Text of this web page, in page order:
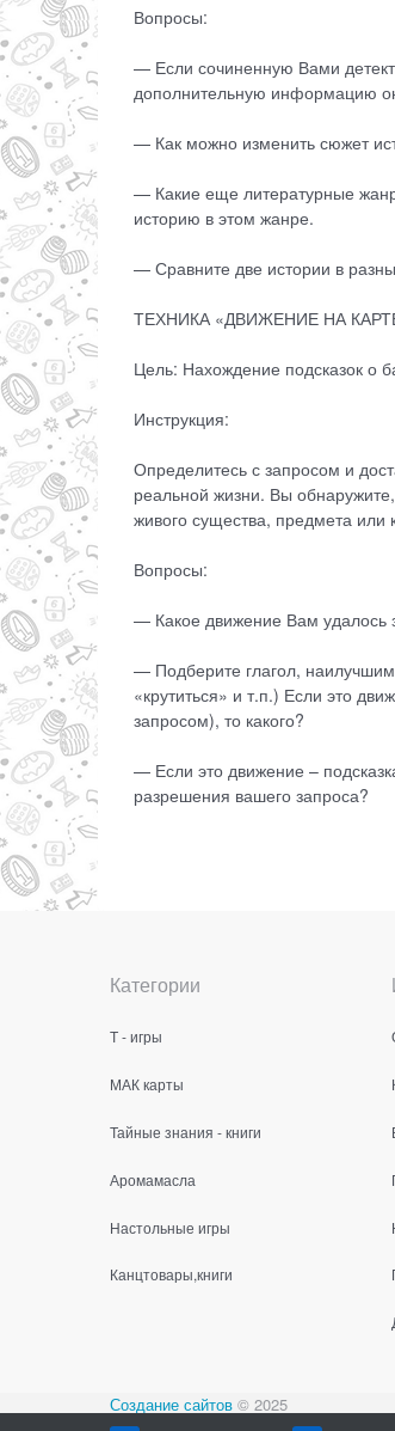
Вопросы:
— Если сочиненную Вами
дополнительную информацию
— Как можно изменить сюжет
— Какие еще литературные
историю в этом жанре.
— Сравните две истории в
ТЕХНИКА «ДВИЖЕНИЕ НА
Цель: Нахождение подсказок о
Инструкция:
Определитесь с запросом и
реальной жизни. Вы
живого существа, предмета или
Вопросы:
— Какое движение Вам удалось
— Подберите глагол,
«крутиться» и т.п.) Если это
запросом), то какого?
— Если это движение –
разрешения вашего запроса?
Категории
Т - игры
МАК карты
Тайные знания - книги
Аромамасла
Настольные игры
Канцтовары,книги
Создание сайтов © 2025